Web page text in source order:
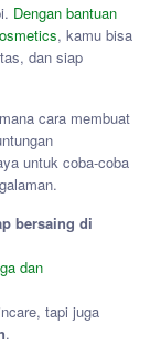
Dengan bantuan
, kamu bisa
dan siap
cara membuat
untuk coba-coba
bersaing di
dan
tapi juga
.